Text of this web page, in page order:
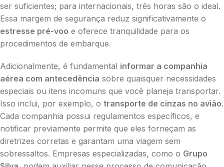
ser suficientes; para internacionais, três horas são o ideal.
Essa margem de segurança reduz significativamente o
estresse pré-voo e oferece tranquilidade para os
procedimentos de embarque.
Adicionalmente, é fundamental informar a companhia
aérea com antecedência sobre quaisquer necessidades
especiais ou itens incomuns que você planeja transportar.
Isso inclui, por exemplo, o transporte de cinzas no avião.
Cada companhia possui regulamentos específicos, e
notificar previamente permite que eles forneçam as
diretrizes corretas e garantam uma viagem sem
sobressaltos. Empresas especializadas, como o Grupo